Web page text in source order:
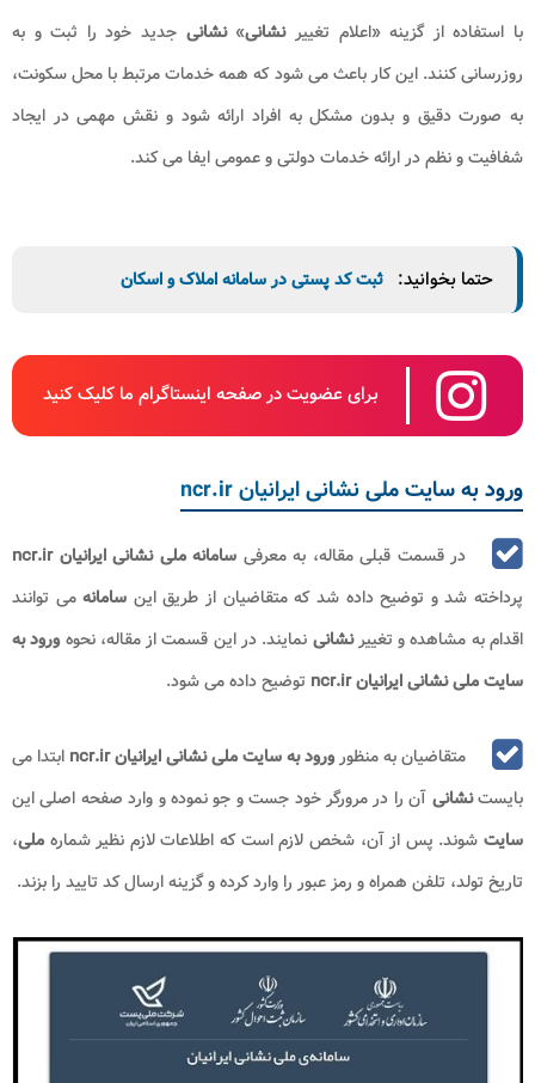
با استفاده از گزینه «اعلام تغییرنشانی»نشانی جدید خود را ثبت و به
روزرسانی کنند. این کار باعث می شود که همه خدمات مرتبط با محل سکونت،
به صورت دقیق و بدون مشکل به افراد ارائه شود و نقش مهمی در ایجاد
شفافیت و نظم در ارائه خدمات دولتی و عمومی ایفا می کند.
حتما بخوانید: ثبت کد پستی در سامانه املاک و اسکان
برای عضویت در صفحه اینستاگرام ما کلیک کنید
ورود به سایت ملی نشانی ایرانیان ncr.ir
در قسمت قبلی مقاله، به معرفی سامانه ملی نشانی ایرانیان ncr.ir
پرداخته شد و توضیح داده شد که متقاضیان از طریق این سامانهمی توانند
اقدام به مشاهده و تغییرنشانی نمایند. در این قسمت از مقاله، نحوه ورود به
سایت ملی نشانی ایرانیان ncr.ir
توضیح داده می شود.
متقاضیان به منظورورود به سایت ملی نشانی ایرانیان ncr.ir
ابتدا می
بایستنشانی آن را در مرورگر خود جست و جو نموده و وارد صفحه اصلی این
سایت شوند. پس از آن، شخص لازم است که اطلاعات لازم نظیر شماره ملی،
تاریخ تولد، تلفن همراه و رمز عبور را وارد کرده و گزینه ارسال کد تایید را بزند.